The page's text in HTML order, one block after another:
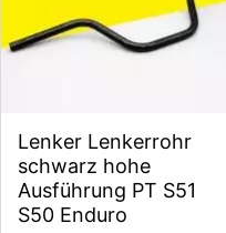
Lenker Lenkerrohr
schwarz hohe
Ausführung PT S51
S50 Enduro